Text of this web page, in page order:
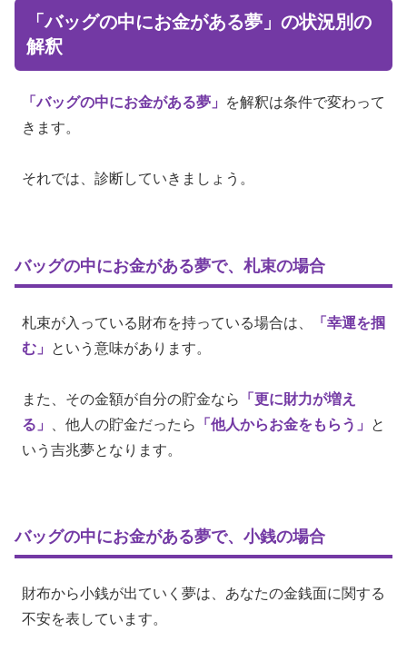
「バッグの中にお金がある夢」の状況別の
解釈
「バッグの中にお金がある夢」
を解釈は条件で変わって
きます。
それでは、診断していきましょう。
バッグの中にお金がある夢で、札束の場合
札束が入っている財布を持っている場合は、
「幸運を掴
む」
という意味があります。
また、その金額が自分の貯金なら
「更に財力が増え
る」
、他人の貯金だったら 「他人からお金をもらう」
と
いう吉兆夢となります。
バッグの中にお金がある夢で、小銭の場合
財布から小銭が出ていく夢は、あなたの金銭面に関する
不安を表しています。